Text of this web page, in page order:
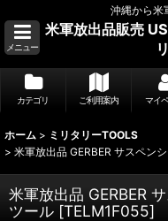
沖縄から米
メニュー
米軍放出品販売
カテゴリ ご利用案内 マイ
ホーム > ミリタリーTOOLS
> 米軍放出品 GERBER サスペン
米軍放出品 GERBER
ツール [TELM1F055]